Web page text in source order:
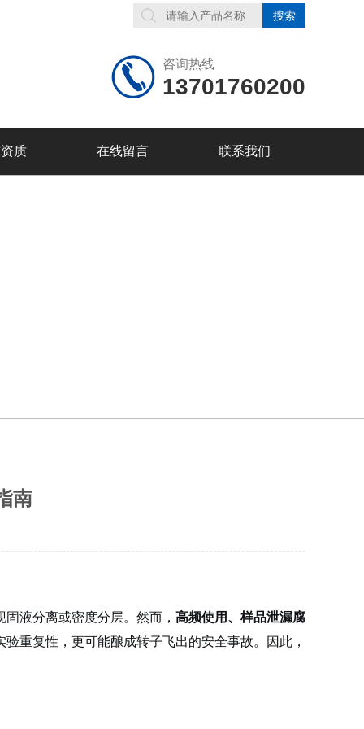
咨询热线
13701760200
质 在线留言 联系我们
南
固液分离或密度分层。然而， 高频使用、样品泄漏腐
重复性，更可能酿成转子飞出的安全事故。因此，